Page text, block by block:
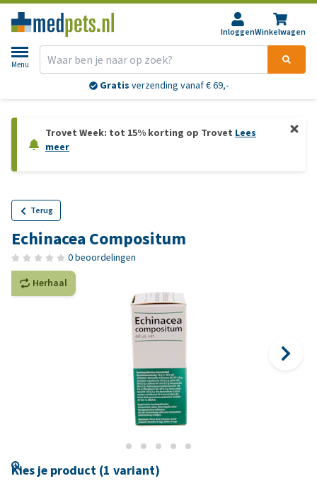
InloggenWinkelwagen
Menu
Gratis verzending vanaf € 69,-
Trovet Week: tot 15% korting op Trovet Lees
meer
Terug
Echinacea Compositum
0 beoordelingen
Herhaal
Kies je product (1 variant)